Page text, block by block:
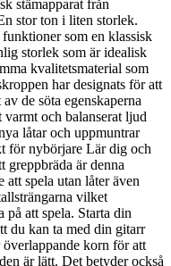
stämapparat från
stor ton i liten storlek.
som en klassisk
storlek som är idealisk
kvalitetsmaterial som
har designats för att
de söta egenskaperna
och balanserat ljud
låtar och uppmuntrar
för nybörjare Lär dig och
greppbräda är denna
att spela utan låter även
vilket
på att spela. Starta din
du kan ta med din gitarr
korn för att
är lätt. Det betyder också